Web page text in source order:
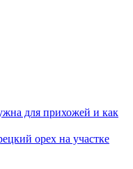
для прихожей и как
орех на участке